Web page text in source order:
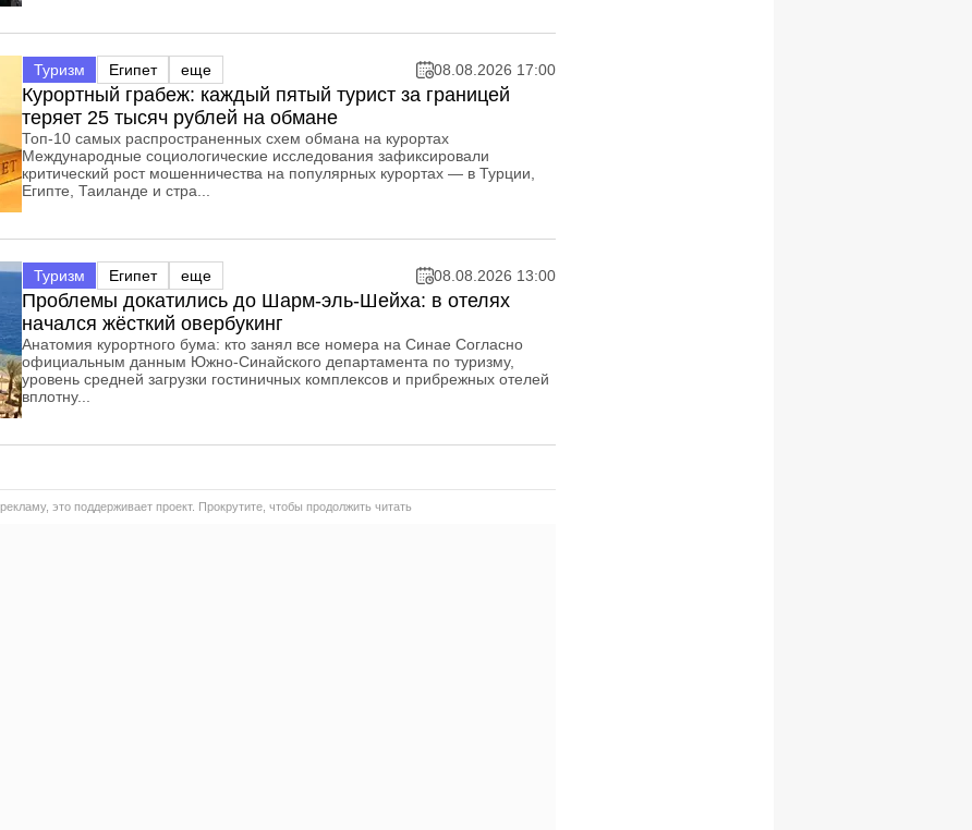
Туризм Египет еще 08.08.2026 17:00
Курортный грабеж: каждый пятый турист за границей
теряет 25 тысяч рублей на обмане
Топ-10 самых распространенных схем обмана на курортах
Международные социологические исследования зафиксировали
критический рост мошенничества на популярных курортах — в Турции,
Египте, Таиланде и стра...
Туризм Египет еще 08.08.2026 13:00
Проблемы докатились до Шарм-эль-Шейха: в отелях
начался жёсткий овербукинг
Анатомия курортного бума: кто занял все номера на Синае Согласно
официальным данным Южно-Синайского департамента по туризму,
уровень средней загрузки гостиничных комплексов и прибрежных отелей
вплотну...
это поддерживает проект. Прокрутите, чтобы продолжить читать